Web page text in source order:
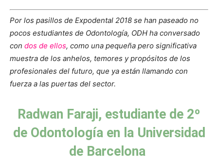
Por los pasillos de Expodental 2018 se han paseado no
pocos estudiantes de Odontología, ODH ha conversado
con dos de ellos, como una pequeña pero significativa
muestra de los anhelos, temores y propósitos de los
profesionales del futuro, que ya están llamando con
fuerza a las puertas del sector.
Radwan Faraji, estudiante de 2º
de Odontología en la Universidad
de Barcelona